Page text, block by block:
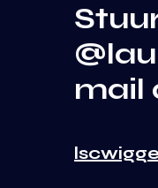
mail